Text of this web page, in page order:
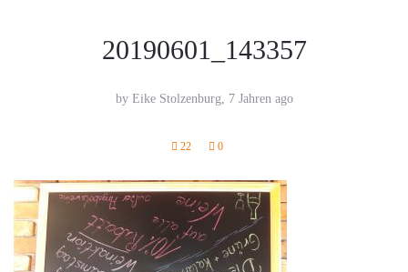
20190601_143357
by Eike Stolzenburg, 7 Jahren ago
22 0